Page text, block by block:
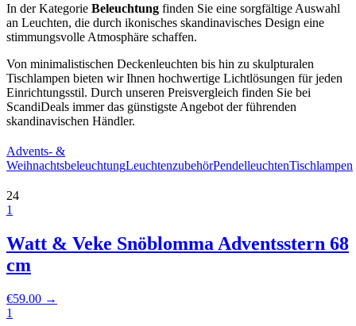
In der Kategorie Beleuchtung finden Sie eine sorgfältige Auswahl
an Leuchten, die durch ikonisches skandinavisches Design eine
stimmungsvolle Atmosphäre schaffen.
Von minimalistischen Deckenleuchten bis hin zu skulpturalen
Tischlampen bieten wir Ihnen hochwertige Lichtlösungen für jeden
Einrichtungsstil. Durch unseren Preisvergleich finden Sie bei
ScandiDeals immer das günstigste Angebot der führenden
skandinavischen Händler.
Advents- &
WeihnachtsbeleuchtungLeuchtenzubehörPendelleuchtenTischlampen
24
1
Watt & Veke Snöblomma Adventsstern 68
cm
€59.00 →
1